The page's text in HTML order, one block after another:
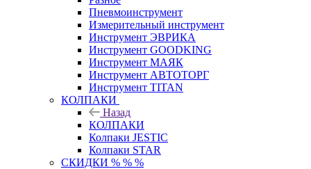
Пневмоинструмент
Измерительный инструмент
Инструмент ЭВРИКА
Инструмент GOODKING
Инструмент МАЯК
Инструмент АВТОТОРГ
Инструмент TITAN
КОЛПАКИ
Назад
КОЛПАКИ
Колпаки JESTIC
Колпаки STAR
СКИДКИ % % %